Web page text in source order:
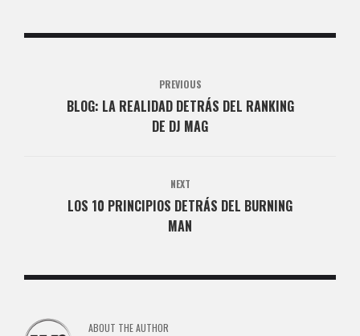
PREVIOUS
BLOG: LA REALIDAD DETRÁS DEL RANKING
DE DJ MAG
NEXT
LOS 10 PRINCIPIOS DETRÁS DEL BURNING
MAN
ABOUT THE AUTHOR